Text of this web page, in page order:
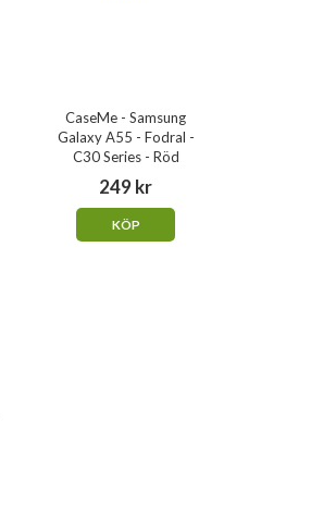
CaseMe - Samsung
Galaxy A55 - Fodral -
C30 Series - Röd
249 kr
KÖP